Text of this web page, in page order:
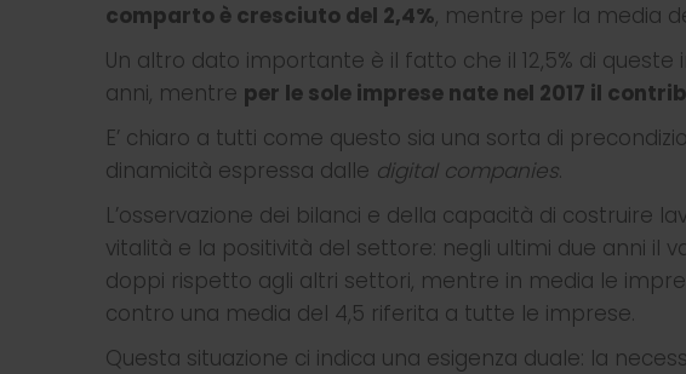
comparto è cresciuto del 2,4%, mentre per la media
Un altro dato importante è il fatto che il 12,5% di
anni, mentre per le sole imprese nate nel 2017 il
E’ chiaro a tutti come questo sia una sorta di
dinamicità espressa dalle digital companies.
L’osservazione dei bilanci e della capacità di costruire
vitalità e la positività del settore: negli ultimi due anni il
doppi rispetto agli altri settori, mentre in media le
contro una media del 4,5 riferita a tutte le imprese.
Questa situazione ci indica una esigenza duale: la